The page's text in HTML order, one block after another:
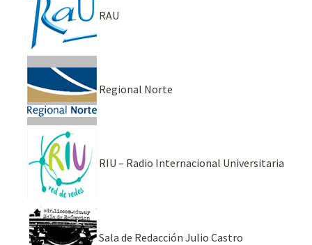
RAU
Regional Norte
RIU – Radio Internacional Universitaria
Sala de Redacción Julio Castro